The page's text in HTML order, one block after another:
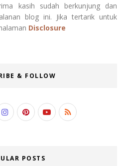
kasih sudah berkunjung dan
blog ini. Jika tertarik untuk
Disclosure
& FOLLOW
POSTS